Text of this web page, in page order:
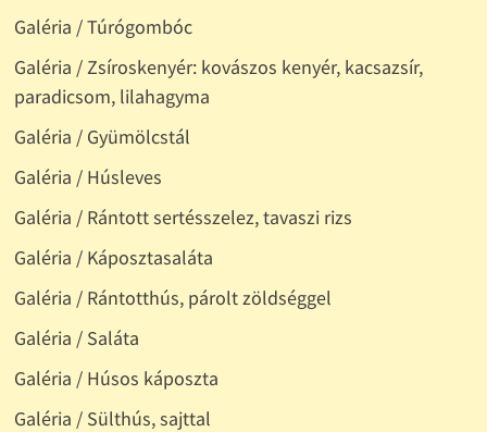
Galéria / Túrógombóc
Galéria / Zsíroskenyér: kovászos kenyér, kacsazsír,
paradicsom, lilahagyma
Galéria / Gyümölcstál
Galéria / Húsleves
Galéria / Rántott sertésszelez, tavaszi rizs
Galéria / Káposztasaláta
Galéria / Rántotthús, párolt zöldséggel
Galéria / Saláta
Galéria / Húsos káposzta
Galéria / Sülthús, sajttal